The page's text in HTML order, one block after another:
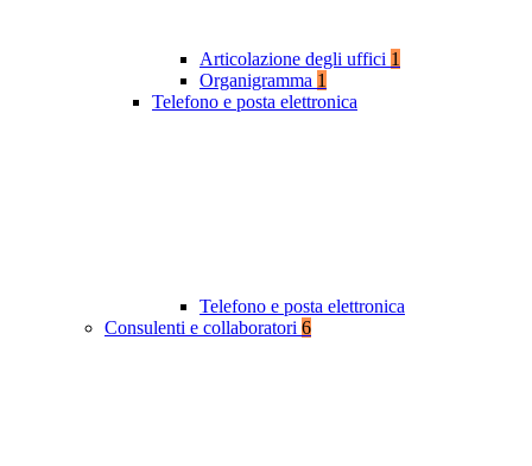
Articolazione degli uffici 1
Organigramma 1
Telefono e posta elettronica
Telefono e posta elettronica
Consulenti e collaboratori 6